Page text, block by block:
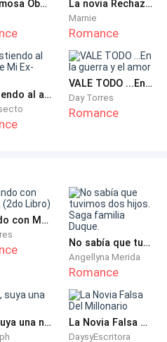
a la otra un poco
, abren la panadería y
. El pan que ellos hacen
la ciudad , por eso llega
mayoría de ellos judíos .
de no aceptan judíos .
lo hacía todas mañanas ,
compañeras fuera sin
deja su bicicleta donde la
La Hermosa Obsesión del CEO La novia Rechazada
Marnie
Romance
Resistiendo al amor de Mi Ex-Marido
VALE TODO ...En la guerra y el amor
Day Torres
Romance
Bailando con Malena (2do Libro)
No sabía que tuvimos dos hijos. Saga familia Duque.
Angellyna Merida
Romance
Jefe, suya una noche La Novia Falsa Del Millonario
DaysyEscritora